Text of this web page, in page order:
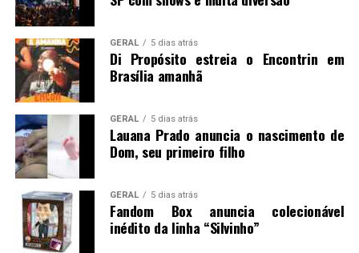
GERAL 5 dias atrás
Di Propósito estreia o Encontrin em
Brasília amanhã
GERAL 5 dias atrás
Lauana Prado anuncia o nascimento de
Dom, seu primeiro filho
GERAL 5 dias atrás
Fandom Box anuncia colecionável
inédito da linha “Silvinho”